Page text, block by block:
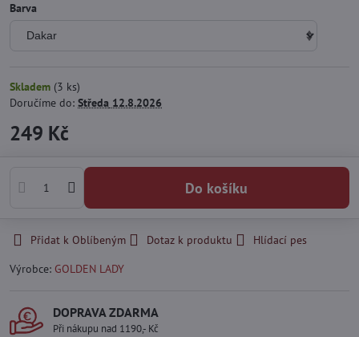
Barva
Skladem (3 ks)
Doručíme do: Středa 12.8.2026
249 Kč
Do košíku
Přidat k Oblíbeným Dotaz k produktu
Hlídací pes
Výrobce: GOLDEN LADY
DOPRAVA ZDARMA
Při nákupu nad 1190,- Kč